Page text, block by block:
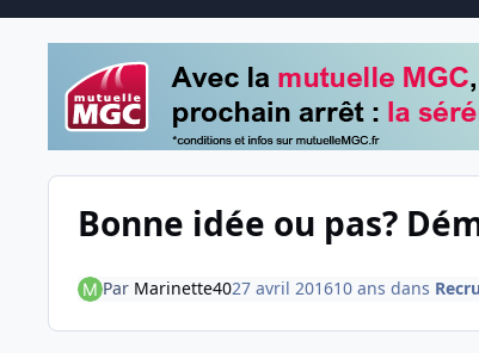
Bonne idée ou pas?
Par Marinette4027 avril 201610 ans dans